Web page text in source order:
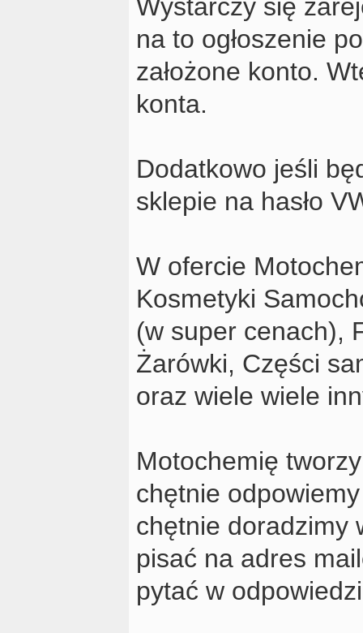
Wystarczy się
na to ogłoszenie
założone konto.
konta.
Dodatkowo jeśli
sklepie na hasło
W ofercie
Kosmetyki
(w super cenach),
Żarówki, Części
oraz wiele wiele
Motochemię
chętnie
chętnie doradzimy
pisać na adres
pytać w